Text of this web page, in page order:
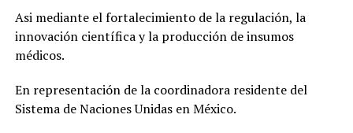
Asi mediante el fortalecimiento de la regulación, la
innovación científica y la producción de insumos
médicos.
En representación de la coordinadora residente del
Sistema de Naciones Unidas en México.